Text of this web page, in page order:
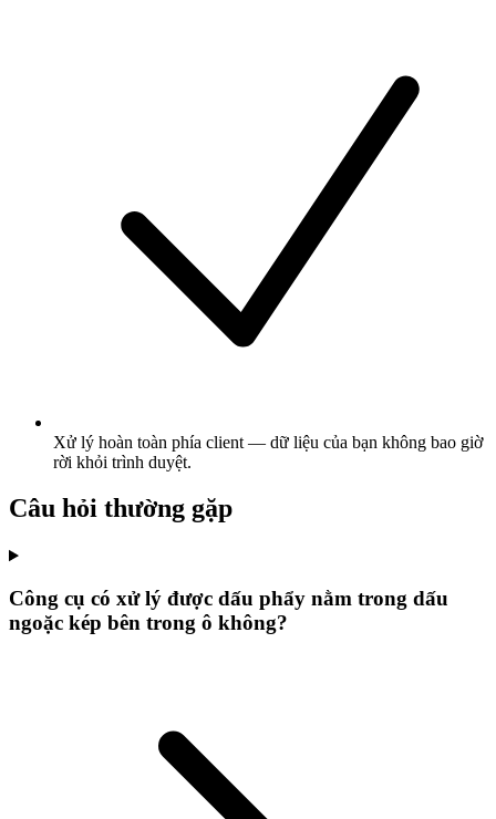
Xử lý hoàn toàn phía client — dữ liệu của bạn không bao giờ
rời khỏi trình duyệt.
Câu hỏi thường gặp
Công cụ có xử lý được dấu phẩy nằm trong dấu
ngoặc kép bên trong ô không?